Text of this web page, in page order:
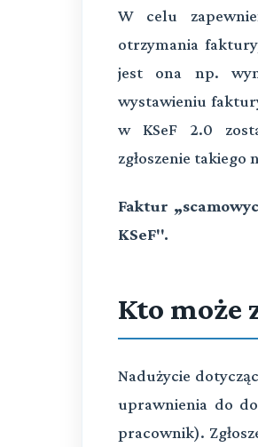
W celu
otrzymania
jest ona np.
wystawieniu
w KSeF 2.0
zgłoszenie
Faktur
KSeF".
Kto może
Nadużycie
uprawnienia do
pracownik).